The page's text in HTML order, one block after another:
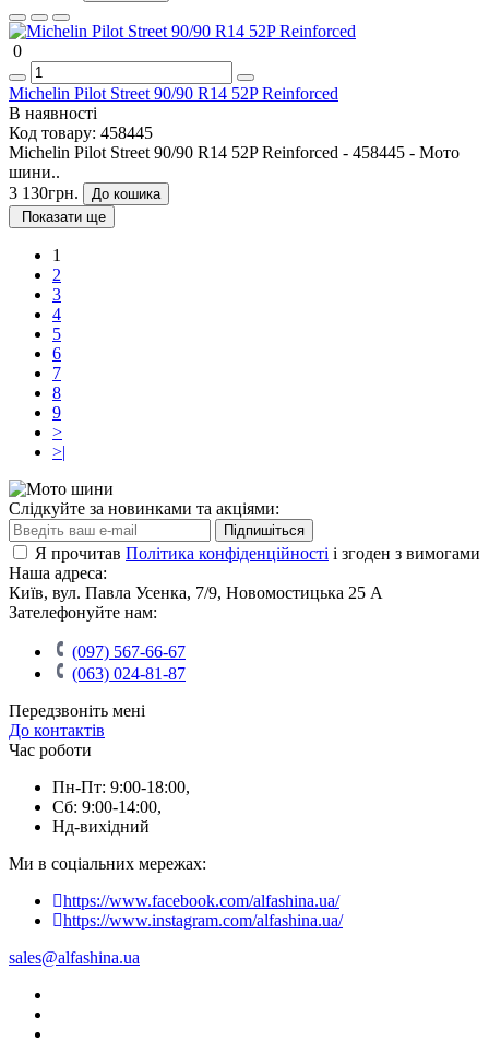
0
Michelin Pilot Street 90/90 R14 52P Reinforced
В наявності
Код товару: 458445
Michelin Pilot Street 90/90 R14 52P Reinforced - 458445 - Мото
шини..
3 130грн.
До кошика
Показати ще
1
2
3
4
5
6
7
8
9
>
>|
Слідкуйте за новинками та акціями:
Підпишіться
Я прочитав Політика конфіденційності і згоден з вимогами
Наша адреса:
Київ, вул. Павла Усенка, 7/9, Новомостицька 25 А
Зателефонуйте нам:
(097) 567-66-67
(063) 024-81-87
Передзвоніть мені
До контактів
Час роботи
Пн-Пт: 9:00-18:00,
Сб: 9:00-14:00,
Нд-вихідний
Ми в соціальних мережах:
https://www.facebook.com/alfashina.ua/
https://www.instagram.com/alfashina.ua/
sales@alfashina.ua